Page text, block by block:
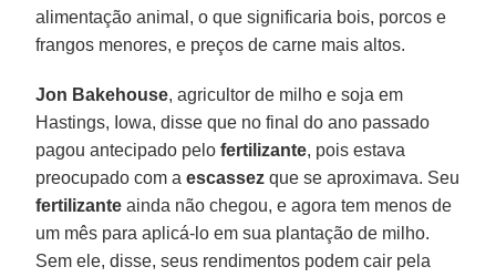
alimentação animal, o que significaria bois, porcos e
frangos menores, e preços de carne mais altos.
Jon Bakehouse, agricultor de milho e soja em
Hastings, Iowa, disse que no final do ano passado
pagou antecipado pelofertilizante, pois estava
preocupado com aescassez que se aproximava. Seu
fertilizante ainda não chegou, e agora tem menos de
um mês para aplicá-lo em sua plantação de milho.
Sem ele, disse, seus rendimentos podem cair pela